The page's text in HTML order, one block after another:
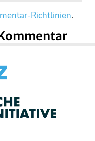
Richtlinien.